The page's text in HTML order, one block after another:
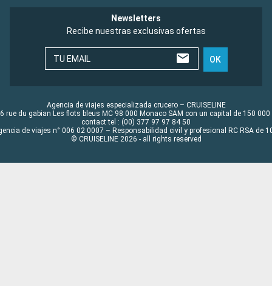
Newsletters
Recibe nuestras exclusivas ofertas
TU EMAIL OK
Agencia de viajes especializada crucero – CRUISELINE
rue du gabian Les flots bleus MC 98 000 Monaco SAM con un capital de 150 000
contact tel : (00) 377 97 97 84 50
de viajes n° 006 02 0007 – Responsabilidad civil y profesional RC RSA de
© CRUISELINE 2026 - all rights reserved